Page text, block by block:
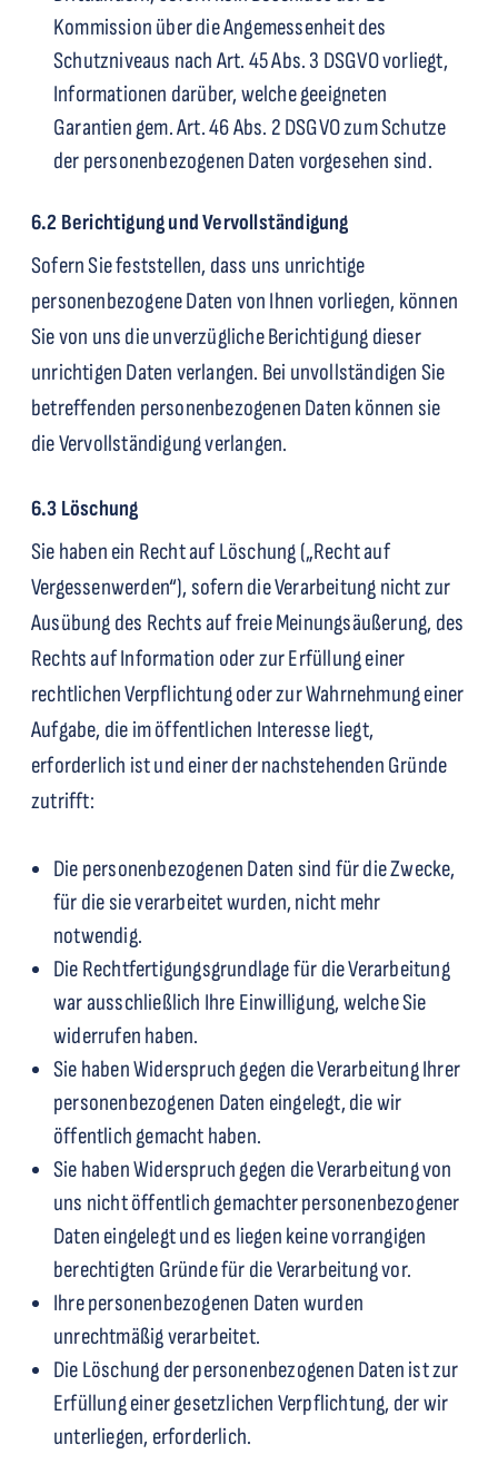
Kommission über die Angemessenheit des
Schutzniveaus nach Art. 45 Abs. 3 DSGVO vorliegt,
Informationen darüber, welche geeigneten
Garantien gem. Art. 46 Abs. 2 DSGVO zum Schutze
der personenbezogenen Daten vorgesehen sind.
6.2 Berichtigung und Vervollständigung
Sofern Sie feststellen, dass uns unrichtige
personenbezogene Daten von Ihnen vorliegen, können
Sie von uns die unverzügliche Berichtigung dieser
unrichtigen Daten verlangen. Bei unvollständigen Sie
betreffenden personenbezogenen Daten können sie
die Vervollständigung verlangen.
6.3 Löschung
Sie haben ein Recht auf Löschung („Recht auf
Vergessenwerden“), sofern die Verarbeitung nicht zur
Ausübung des Rechts auf freie Meinungsäußerung, des
Rechts auf Information oder zur Erfüllung einer
rechtlichen Verpflichtung oder zur Wahrnehmung einer
Aufgabe, die im öffentlichen Interesse liegt,
erforderlich ist und einer der nachstehenden Gründe
zutrifft:
Die personenbezogenen Daten sind für die Zwecke,
für die sie verarbeitet wurden, nicht mehr
notwendig.
Die Rechtfertigungsgrundlage für die Verarbeitung
war ausschließlich Ihre Einwilligung, welche Sie
widerrufen haben.
Sie haben Widerspruch gegen die Verarbeitung Ihrer
personenbezogenen Daten eingelegt, die wir
öffentlich gemacht haben.
Sie haben Widerspruch gegen die Verarbeitung von
uns nicht öffentlich gemachter personenbezogener
Daten eingelegt und es liegen keine vorrangigen
berechtigten Gründe für die Verarbeitung vor.
Ihre personenbezogenen Daten wurden
unrechtmäßig verarbeitet.
Die Löschung der personenbezogenen Daten ist zur
Erfüllung einer gesetzlichen Verpflichtung, der wir
unterliegen, erforderlich.